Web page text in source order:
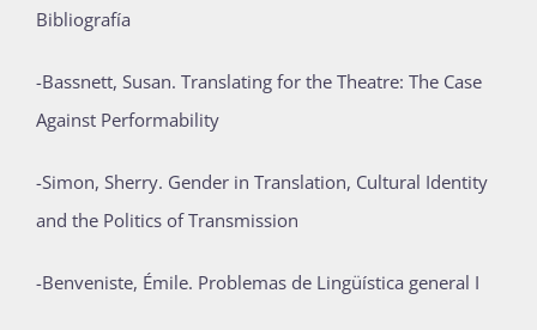
Bibliografía
-Bassnett, Susan. Translating for the Theatre: The Case
Against Performability
-Simon, Sherry. Gender in Translation, Cultural Identity
and the Politics of Transmission
-Benveniste, Émile. Problemas de Lingüística general I